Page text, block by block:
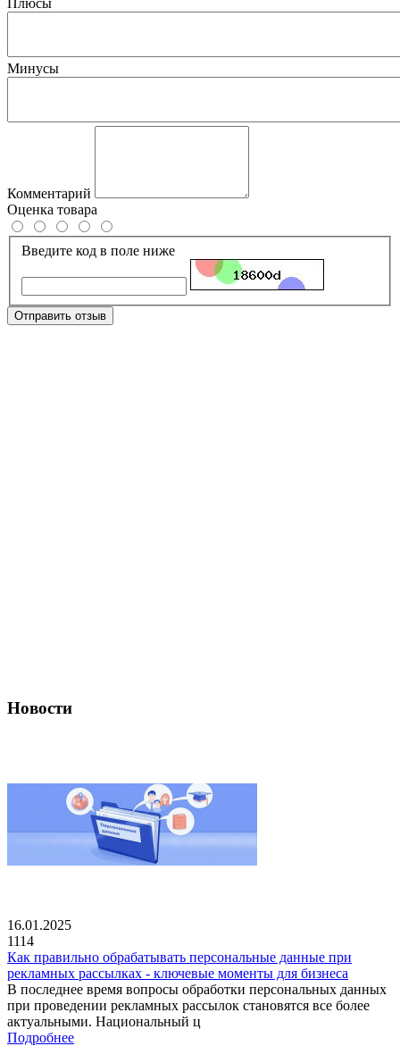
Плюсы
Минусы
Комментарий
Оценка товара
Введите код в поле ниже
Отправить отзыв
Новости
16.01.2025
1114
Как правильно обрабатывать персональные данные при
рекламных рассылках - ключевые моменты для бизнеса
В последнее время вопросы обработки персональных данных
при проведении рекламных рассылок становятся все более
актуальными. Национальный ц
Подробнее